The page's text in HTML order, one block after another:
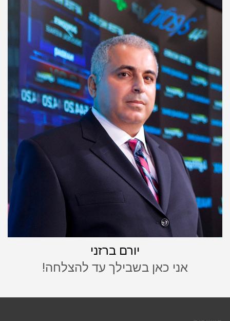
יורם ברזני
אני כאן בשבילך עד להצלחה!